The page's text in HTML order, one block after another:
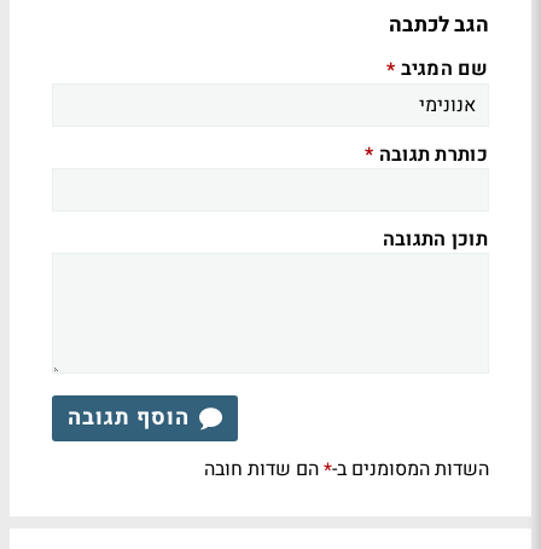
הגב לכתבה
שם המגיב *
כותרת תגובה *
תוכן התגובה
הוסף תגובה
השדות המסומנים ב-*הם שדות חובה